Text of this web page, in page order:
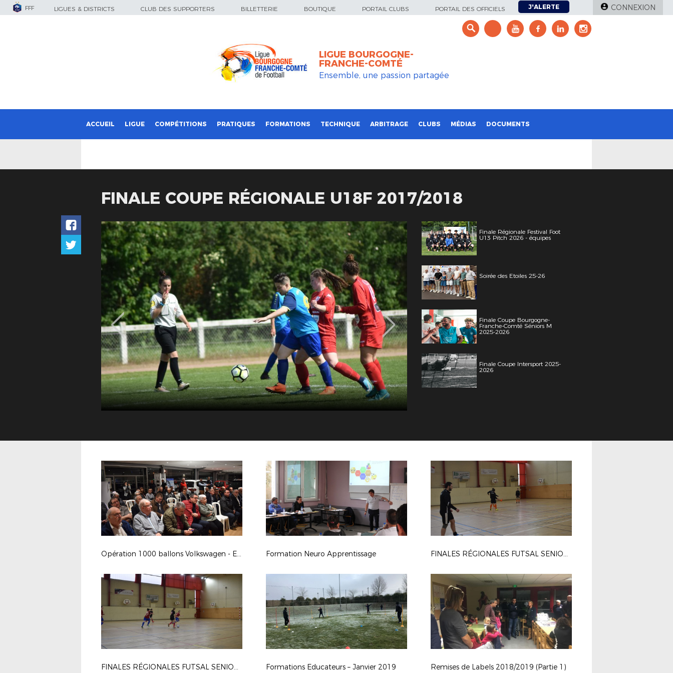
FFF LIGUES & DISTRICTS CLUB DES SUPPORTERS BILLETTERIE BOUTIQUE PORTAIL CLUBS PORTAIL DES OFFICIELS J'ALERTE CONNEXION
LIGUE BOURGOGNE-
FRANCHE-COMTÉ
Ensemble, une passion partagée
ACCUEIL LIGUE COMPÉTITIONS PRATIQUES FORMATIONS TECHNIQUE ARBITRAGE CLUBS MÉDIAS DOCUMENTS
FINALE COUPE RÉGIONALE U18F 2017/2018
Finale Régionale Festival Foot
U13 Pitch 2026 - équipes
Soirée des Etoiles 25-26
Finale Coupe Bourgogne-
Franche-Comté Séniors M
2025-2026
Finale Coupe Intersport 2025-
2026
Opération 1000 ballons Volkswagen - Espace SUMA Chalon-sur-Saône Formation Neuro Apprentissage FINALES RÉGIONALES FUTSAL SENIORS M
FINALES RÉGIONALES FUTSAL SENIORS F Formations Educateurs – Janvier 2019 Remises de Labels 2018/2019 (Partie 1)